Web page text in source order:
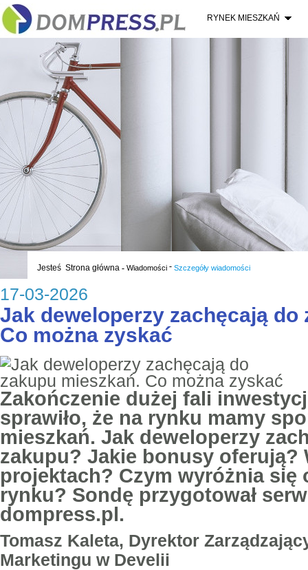
RYNEK MIESZKAŃ
Jesteś Strona główna - Wiadomości - Szczegóły wiadomości
17-03-2026
Jak deweloperzy zachęcają do
Co można zyskać
Zakończenie dużej fali
sprawiło, że na rynku mamy
mieszkań. Jak deweloperzy
zakupu? Jakie bonusy oferują?
projektach? Czym wyróżnia się
rynku? Sondę przygotował
dompress.pl.
Tomasz Kaleta, Dyrektor
Marketingu w Develii